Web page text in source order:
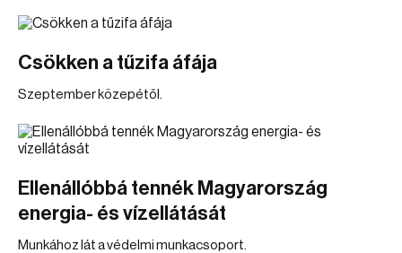
Csökken a tűzifa áfája
Szeptember közepétől.
Ellenállóbbá tennék Magyarország
energia- és vízellátását
Munkához lát a védelmi munkacsoport.